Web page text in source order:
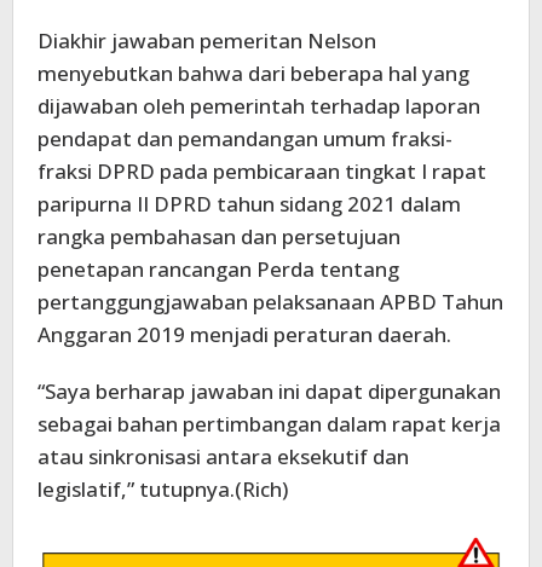
Diakhir jawaban pemeritan Nelson
menyebutkan bahwa dari beberapa hal yang
dijawaban oleh pemerintah terhadap laporan
pendapat dan pemandangan umum fraksi-
fraksi DPRD pada pembicaraan tingkat I rapat
paripurna II DPRD tahun sidang 2021 dalam
rangka pembahasan dan persetujuan
penetapan rancangan Perda tentang
pertanggungjawaban pelaksanaan APBD Tahun
Anggaran 2019 menjadi peraturan daerah.
“Saya berharap jawaban ini dapat dipergunakan
sebagai bahan pertimbangan dalam rapat kerja
atau sinkronisasi antara eksekutif dan
legislatif,” tutupnya.(Rich)